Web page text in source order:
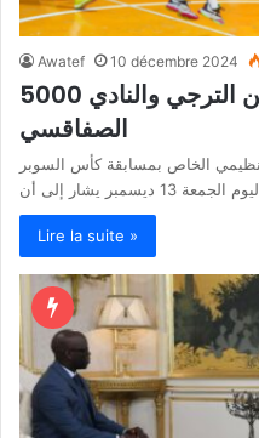
Awatef 10 décembre 2024
5000 متفرج لمباراة السوبر بين الترجي والنادي
الصفاقسي
الخاص بمسابقة كأس السوبر
Lire la suite »